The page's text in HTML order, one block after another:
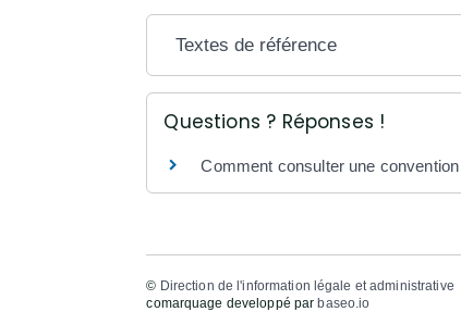
Textes de référence
Questions ? Réponses !
Comment consulter une
© Direction de l'information légale et administrative
comarquage developpé parbaseo.io